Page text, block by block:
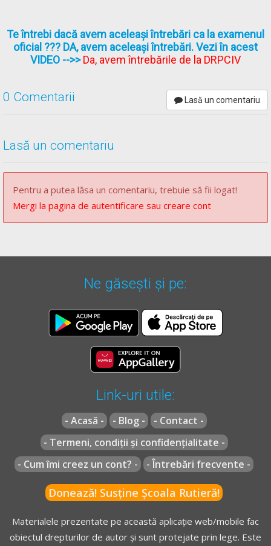
Te întrebi dacă avem aceleași întrebări ca la examenul
oficial ??? DA, avem aceleași întrebări. Vezi în acest
VIDEO -->>Da, avem întrebările de la DRPCIV
0 Comentarii Lasă un comentariu
Lasă un comentariu
Pentru a putea lăsa un comentariu, trebuie să fii logat!
Mergi la pagina de autentificare sau creare cont
Ne găsești și pe:
Link-uri utile:
- Acasă - - Blog -
- Contact -
- Termeni, condiții și confidențialitate -
- Cum îmi creez un cont? -
- Întrebări frecvente -
Donează! Susține Școala Rutieră!
Materialele prezentate pe această aplicație web/mobile fac
obiectul drepturilor de autor și sunt protejate prin lege. Este